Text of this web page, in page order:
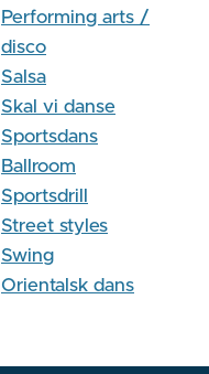
Performing arts /
disco
Salsa
Skal vi danse
Sportsdans
Ballroom
Sportsdrill
Street styles
Swing
Orientalsk dans